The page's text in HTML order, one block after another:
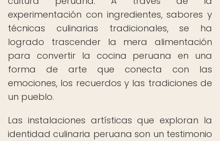
experimentación con ingredientes, sabores y
técnicas culinarias tradicionales, se ha
logrado trascender la mera alimentación
para convertir la cocina peruana en una
forma de arte que conecta con las
emociones, los recuerdos y las tradiciones de
un pueblo.
Las instalaciones artísticas que exploran la
identidad culinaria peruana son un testimonio